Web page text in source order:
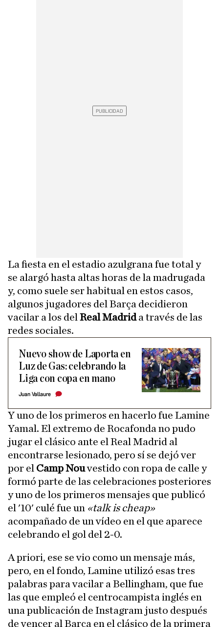
La fiesta en el estadio azulgrana fue total y
se alargó hasta altas horas de la madrugada
y, como suele ser habitual en estos casos,
algunos jugadores del Barça decidieron
vacilar a los del Real Madrida través de las
redes sociales.
Nuevo show de Laporta en
Luz de Gas: celebrando la
Liga con copa en mano
Juan Vallaure
Y uno de los primeros en hacerlo fue Lamine
Yamal. El extremo de Rocafonda no pudo
jugar el clásico ante el Real Madrid al
encontrarse lesionado, pero sí se dejó ver
por el Camp Nouvestido con ropa de calle y
formó parte de las celebraciones posteriores
y uno de los primeros mensajes que publicó
el '10' culé fue un «talk is cheap»
acompañado de un vídeo en el que aparece
celebrando el gol del 2-0.
A priori, ese se vio como un mensaje más,
pero, en el fondo, Lamine utilizó esas tres
palabras para vacilar a Bellingham, que fue
las que empleó el centrocampista inglés en
una publicación de Instagram justo después
de vencer al Barça en el clásico de la primera